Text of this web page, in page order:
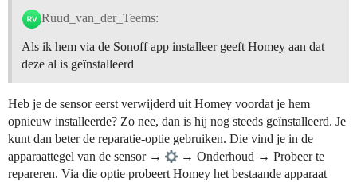
Ruud_van_der_Teems:
Als ik hem via de Sonoff app installeer geeft Homey aan dat
deze al is geïnstalleerd
Heb je de sensor eerst verwijderd uit Homey voordat je hem
opnieuw installeerde? Zo nee, dan is hij nog steeds geïnstalleerd. Je
kunt dan beter de reparatie-optie gebruiken. Die vind je in de
apparaattegel van de sensor →
→ Onderhoud → Probeer te
repareren. Via die optie probeert Homey het bestaande apparaat